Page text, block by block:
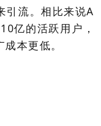
引流。相比来说A
亿的活跃用户，
本更低。